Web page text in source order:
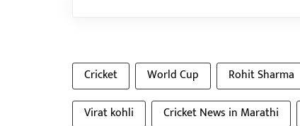
Cricket World Cup Rohit Sharma
Virat kohli
Cricket News in Marathi